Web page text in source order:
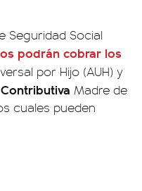
Seguridad Social
podrán cobrar los
por Hijo (AUH) y
Madre de
cuales pueden